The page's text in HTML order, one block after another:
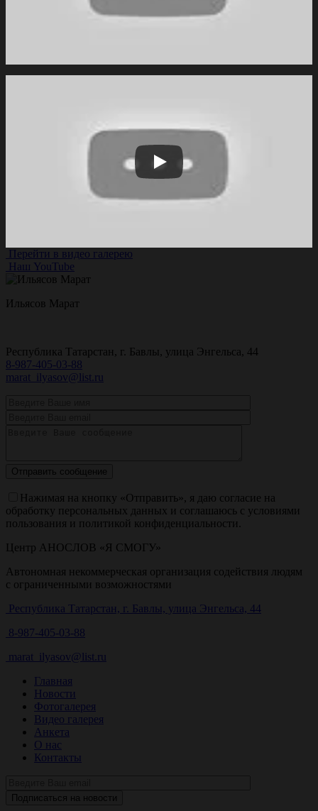
Перейти в видео галерею
Наш YouTube
Ильясов Марат
Республика Татарстан, г. Бавлы, улица Энгельса, 44
8-987-405-03-88
marat_ilyasov@list.ru
Нажимая на кнопку «Отправить», я даю согласие на
обработку персональных данных и соглашаюсь c условиями
пользования и политикой конфиденциальности.
Центр АНОСЛОВ «Я СМОГУ»
Автономная некоммерческая организация содействия людям
с ограниченными возможностями
Республика Татарстан, г. Бавлы, улица Энгельса, 44
8-987-405-03-88
marat_ilyasov@list.ru
Главная
Новости
Фотогалерея
Видео галерея
Анкета
О нас
Контакты